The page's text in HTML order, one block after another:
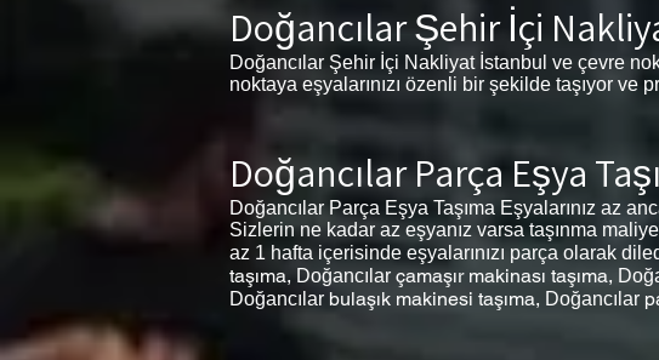
Doğancılar Şehir İçi
Doğancılar Şehir İçi Nakliyat İstanbul ve çevre
noktaya eşyalarınızı özenli bir şekilde taşıyor ve
Doğancılar Parça Eşya
Doğancılar Parça Eşya Taşıma Eşyalarınız az
Sizlerin ne kadar az eşyanız varsa taşınma
az 1 hafta içerisinde eşyalarınızı parça olarak
taşıma, Doğancılar çamaşır makinası taşıma,
Doğancılar bulaşık makinesi taşıma, Doğancılar